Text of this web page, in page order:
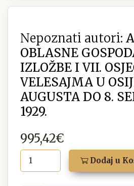
Nepoznati autori:
OBLASNE
IZLOŽBE I VII.
VELESAJMA U
AUGUSTA DO 8.
1929.
995,42€
Dodaj u